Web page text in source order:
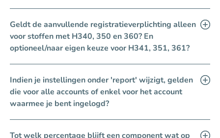
Geldt de aanvullende registratieverplichting alleen
voor stoffen met H340, 350 en 360? En
optioneel/naar eigen keuze voor H341, 351, 361?
Indien je instellingen onder 'report' wijzigt, gelden
die voor alle accounts of enkel voor het account
waarmee je bent ingelogd?
Tot welk percentage blijft een component wat op